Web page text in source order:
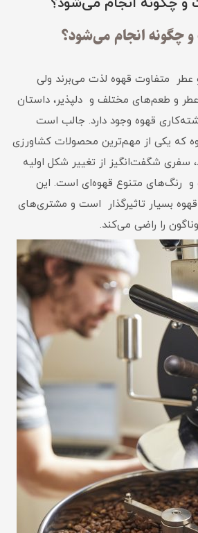
انجام می‌شود؟
عطر متفاوت قهوه لذت می‌برند ولی
و طعم‌های مختلف و دلپذیر، داستان
قهوه وجود دارد. جالب است
که یکی از مهم‌ترین محصولات کشاورزی
شگفت‌انگیز از تغییر شکل اولیه
و رنگ‌های متنوع قهوه‌ای است. این
بسیار تاثیرگذار است و مشتری‌های
را راضی می‌کند.